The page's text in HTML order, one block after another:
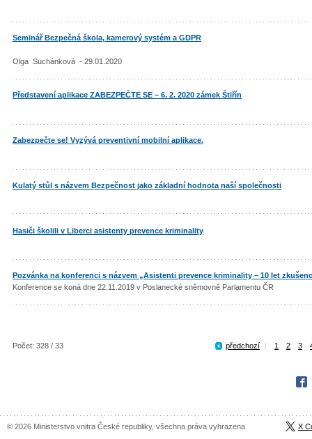
Seminář Bezpečná škola, kamerový systém a GDPR
Olga Suchánková - 29.01.2020
Představení aplikace ZABEZPEČTE SE – 6. 2. 2020 zámek Štiřín
Zabezpečte se! Vyzývá preventivní mobilní aplikace.
Kulatý stůl s názvem Bezpečnost jako základní hodnota naší společnosti
Hasiči školili v Liberci asistenty prevence kriminality
Pozvánka na konferenci s názvem „Asistenti prevence kriminality – 10 let
Konference se koná dne 22.11.2019 v Poslanecké sněmovně Parlamentu ČR
Počet: 328 / 33 předchozí | 1 2 3
© 2026 Ministerstvo vnitra České republiky, všechna práva vyhrazena X